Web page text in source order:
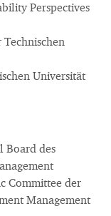
Perspectives
Universität
Board des
Committee der
Management